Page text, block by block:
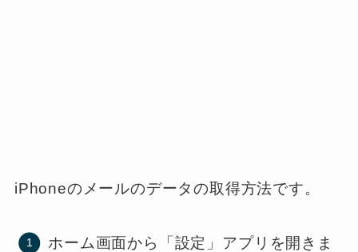
iPhoneのメールのデータの取得方法です。
ホーム画面から「設定」アプリを開きま